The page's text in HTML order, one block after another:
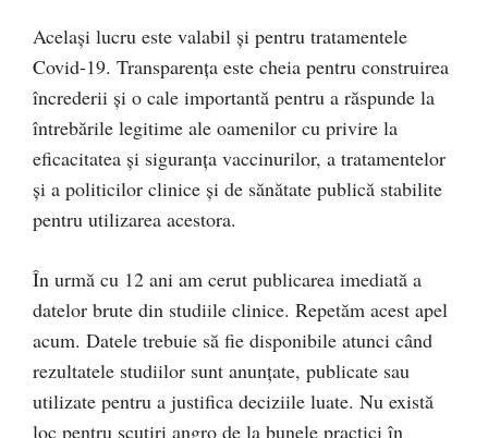
Același lucru este valabil și pentru tratamentele
Covid-19. Transparența este cheia pentru construirea
încrederii și o cale importantă pentru a răspunde la
întrebările legitime ale oamenilor cu privire la
eficacitatea și siguranța vaccinurilor, a tratamentelor
și a politicilor clinice și de sănătate publică stabilite
pentru utilizarea acestora.
În urmă cu 12 ani am cerut publicarea imediată a
datelor brute din studiile clinice. Repetăm ​​acest apel
acum. Datele trebuie să fie disponibile atunci când
rezultatele studiilor sunt anunțate, publicate sau
utilizate pentru a justifica deciziile luate. Nu există
loc pentru scutiri angro de la bunele practici în